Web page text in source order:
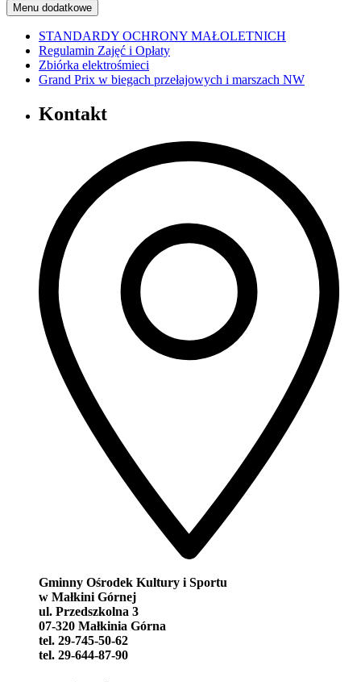
Menu dodatkowe
STANDARDY OCHRONY MAŁOLETNICH
Regulamin Zajęć i Opłaty
Zbiórka elektrośmieci
Grand Prix w biegach przełajowych i marszach NW
Kontakt
Gminny Ośrodek Kultury i Sportu
w Małkini Górnej
ul. Przedszkolna 3
07-320 Małkinia Górna
tel. 29-745-50-62
tel. 29-644-87-90